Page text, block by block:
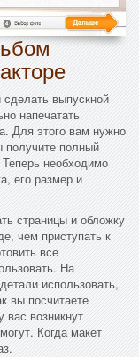
выпускной
напечатать
Для этого вам нужно
получите полный
необходимо
его размер и
страницы и обложку
чем приступать к
все
На
использовать,
вы посчитаете
возникнут
Когда макет